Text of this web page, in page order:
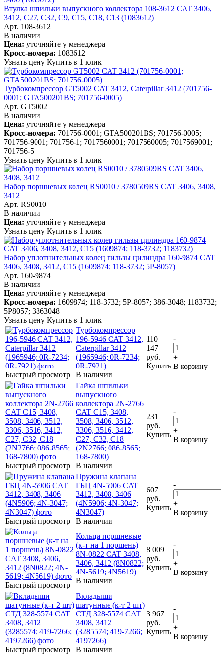
Втулка шпильки выпускного коллектора 108-3612 CAT 3406,
3412, C27, C32, C9, C15, C18, C13 (1083612)
Арт. 108-3612
В наличии
Цена: уточняйте у менеджера
Кросс-номера: 1083612
Узнать цену Купить в 1 клик
Турбокомпрессор GT5002 CAT 3412, Caterpillar 3412 (701756-
0001; GTA500201BS; 701756-0005)
Арт. GT5002
В наличии
Цена: уточняйте у менеджера
Кросс-номера: 701756-0001; GTA500201BS; 701756-0005;
701756-9001; 701756-1; 7017560001; 7017560005; 7017569001;
701756-5
Узнать цену Купить в 1 клик
Набор поршневых колец RS0010 / 3780509RS CAT 3406, 3408,
3412
Арт. RS0010
В наличии
Цена: уточняйте у менеджера
Узнать цену Купить в 1 клик
Набор уплотнительных колец гильзы цилиндра 160-9874 CAT
3406, 3408, 3412, C15 (1609874; 118-3732; 5P-8057)
Арт. 160-9874
В наличии
Цена: уточняйте у менеджера
Кросс-номера: 1609874; 118-3732; 5P-8057; 386-3048; 1183732;
5P8057; 3863048
Узнать цену Купить в 1 клик
Быстрый просмотр
Турбокомпрессор
196-5946 CAT 3412,
Caterpillar 3412
(1965946; 0R-7234;
0R-7921)
В наличии
110
147
руб.
Купить
-
+
В корзину
Быстрый просмотр
Гайка шпильки
выпускного
коллектора 2N-2766
CAT C15, 3408,
3508, 3406, 3512,
3306, 3516, 3412,
C27, C32, C18
(2N2766; 086-8565;
168-7800)
В наличии
231
руб.
Купить
-
+
В корзину
Быстрый просмотр
Пружина клапана
ГБЦ 4N-5906 CAT
3412, 3408, 3406
(4N5906; 4N-3047;
4N3047)
В наличии
607
руб.
Купить
-
+
В корзину
Быстрый просмотр
Кольца поршневые
(к-т на 1 поршень)
8N-0822 CAT 3408,
3406, 3412 (8N0822;
4N-5619; 4N5619)
В наличии
8 009
руб.
Купить
-
+
В корзину
Быстрый просмотр
Вкладыши
шатунные (к-т 2 шт)
СТД 328-5574 CAT
3408, 3412
(3285574; 419-7266;
4197266)
В наличии
3 967
руб.
Купить
-
+
В корзину